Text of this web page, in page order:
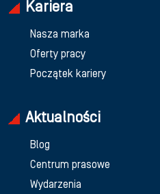
Kariera
Nasza marka
Oferty pracy
Początek kariery
Aktualności
Blog
Centrum prasowe
Wydarzenia